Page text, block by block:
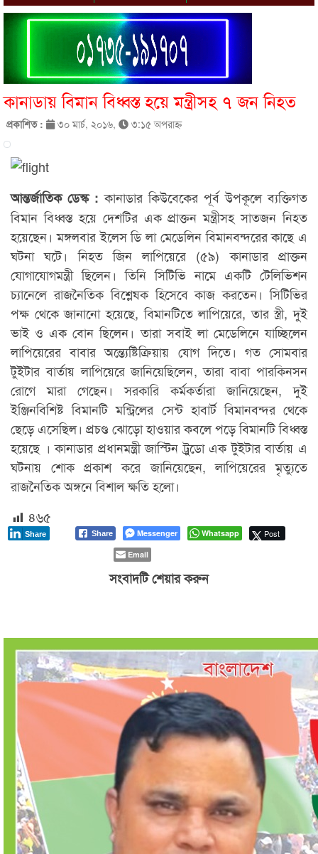
কানাডায় বিমান বিধ্বস্ত হয়ে মন্ত্রীসহ ৭ জন নিহত
প্রকাশিত : ৩০ মার্চ, ২০১৬, ৩:১৫ অপরাহ্ণ
আন্তর্জাতিক ডেস্ক : কানাডার কিউবেকের পূর্ব উপকূলে ব্যক্তিগত
বিমান বিধ্বস্ত হয়ে দেশটির এক প্রাক্তন মন্ত্রীসহ সাতজন নিহত
হয়েছেন। মঙ্গলবার ইলেস ডি লা মেডেলিন বিমানবন্দরের কাছে এ
ঘটনা ঘটে। নিহত জিন লাপিয়েরে (৫৯) কানাডার প্রাক্তন
যোগাযোগমন্ত্রী ছিলেন। তিনি সিটিভি নামে একটি টেলিভিশন
চ্যানেলে রাজনৈতিক বিশ্লেষক হিসেবে কাজ করতেন। সিটিভির
পক্ষ থেকে জানানো হয়েছে, বিমানটিতে লাপিয়েরে, তার স্ত্রী, দুই
ভাই ও এক বোন ছিলেন। তারা সবাই লা মেডেলিনে যাচ্ছিলেন
লাপিয়েরের বাবার অন্ত্যেষ্টিক্রিয়ায় যোগ দিতে। গত সোমবার
টুইটার বার্তায় লাপিয়েরে জানিয়েছিলেন, তারা বাবা পারকিনসন
রোগে মারা গেছেন। সরকারি কর্মকর্তারা জানিয়েছেন, দুই
ইঞ্জিনবিশিষ্ট বিমানটি মন্ট্রিলের সেন্ট হাবার্ট বিমানবন্দর থেকে
ছেড়ে এসেছিল। প্রচণ্ড ঝোড়ো হাওয়ার কবলে পড়ে বিমানটি বিধ্বস্ত
হয়েছে । কানাডার প্রধানমন্ত্রী জাস্টিন ট্রুডো এক টুইটার বার্তায় এ
ঘটনায় শোক প্রকাশ করে জানিয়েছেন, লাপিয়েরের মৃত্যুতে
রাজনৈতিক অঙ্গনে বিশাল ক্ষতি হলো।
৪৬৫
Share Messenger Whatsapp Post
Share
Email
সংবাদটি শেয়ার করুন